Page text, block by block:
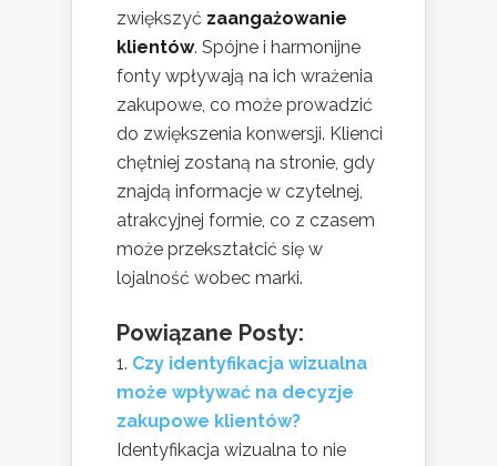
zwiększyć zaangażowanie
klientów. Spójne i harmonijne
fonty wpływają na ich wrażenia
zakupowe, co może prowadzić
do zwiększenia konwersji. Klienci
chętniej zostaną na stronie, gdy
znajdą informacje w czytelnej,
atrakcyjnej formie, co z czasem
może przekształcić się w
lojalność wobec marki.
Powiązane Posty:
Czy identyfikacja wizualna
może wpływać na decyzje
zakupowe klientów?
Identyfikacja wizualna to nie